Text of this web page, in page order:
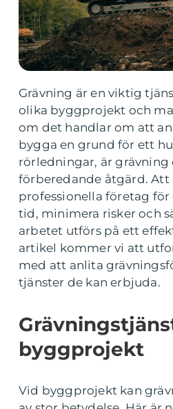
Grävning är en viktig
olika byggprojekt och
om det handlar om att
bygga en grund för ett
rörledningar, är grävning
förberedande åtgärd. Att
professionella företag för
tid, minimera risker och
arbetet utförs på ett
artikel kommer vi att
med att anlita
tjänster de kan erbjuda.
byggprojekt
Vid byggprojekt kan